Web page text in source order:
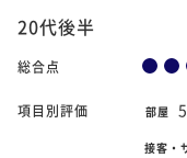
20代後半
総合点
項目別評価 部屋 5
接客・